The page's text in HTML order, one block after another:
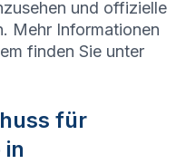
und offizielle
Mehr Informationen
finden Sie unter
für